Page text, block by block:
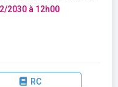
2030 à 12h00
RC